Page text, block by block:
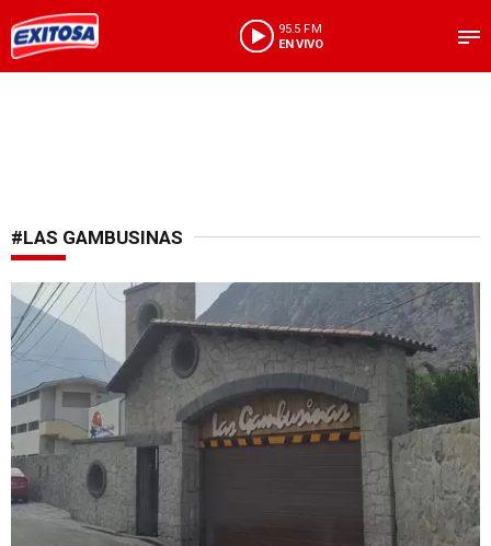
95.5 FM
EN VIVO
#LAS GAMBUSINAS
Hecho lamentable